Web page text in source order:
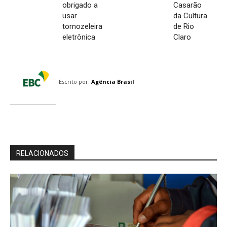
obrigado a
usar
tornozeleira
eletrônica
Casarão
da Cultura
de Rio
Claro
Escrito por: Agência Brasil
RELACIONADOS